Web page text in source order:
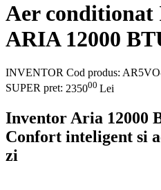
Aer
ARIA 12000
INVENTOR Cod produs:
SUPER pret: 235000 Lei
Inventor Aria 12000
Confort inteligent si
zi